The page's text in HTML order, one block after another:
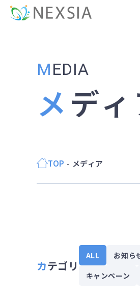
MEDIA
メデ
TOP メディア
カテゴリ
ALL お知ら
キャンペーン